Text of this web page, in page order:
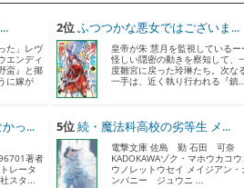
た」レヴ
エンディ
蛮』と揶
に嫁が
2位 ふつつかな悪女ではございま...
皇帝が朱 慧月を監視しているー
怪しい隠密の動きを察知して、
度雛宮に戻った玲琳たち。次な
一手は、近く執り行われる『鎮
っ...
著者
レータ
スタ...
5位 続・魔法科高校の劣等生 メ...
電撃文庫 佐島 勤 石田 可奈
KADOKAWAゾク・マホウカコウ
ウノレットウセイ メイジアン・
ンパニー ジュウニ ...